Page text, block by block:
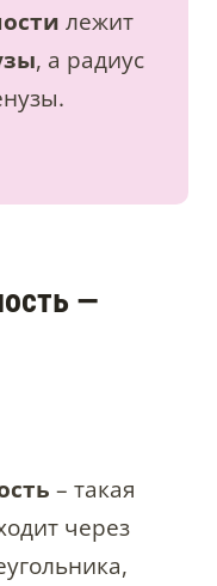
лежит
, а радиус
—
– такая
через